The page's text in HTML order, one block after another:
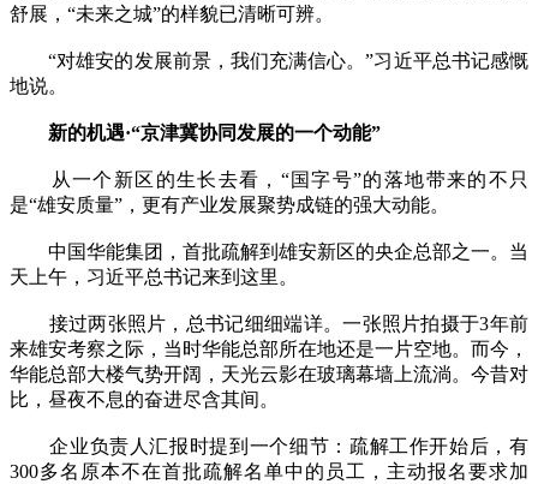
舒展，“未来之城”的样貌已清晰可辨。
“对雄安的发展前景，我们充满信心。”习近平总书记感慨
地说。
新的机遇·“京津冀协同发展的一个动能”
从一个新区的生长去看，“国字号”的落地带来的不只
是“雄安质量”，更有产业发展聚势成链的强大动能。
中国华能集团，首批疏解到雄安新区的央企总部之一。当
天上午，习近平总书记来到这里。
接过两张照片，总书记细细端详。一张照片拍摄于3年前
来雄安考察之际，当时华能总部所在地还是一片空地。而今，
华能总部大楼气势开阔，天光云影在玻璃幕墙上流淌。今昔对
比，昼夜不息的奋进尽含其间。
企业负责人汇报时提到一个细节：疏解工作开始后，有
300多名原本不在首批疏解名单中的员工，主动报名要求加